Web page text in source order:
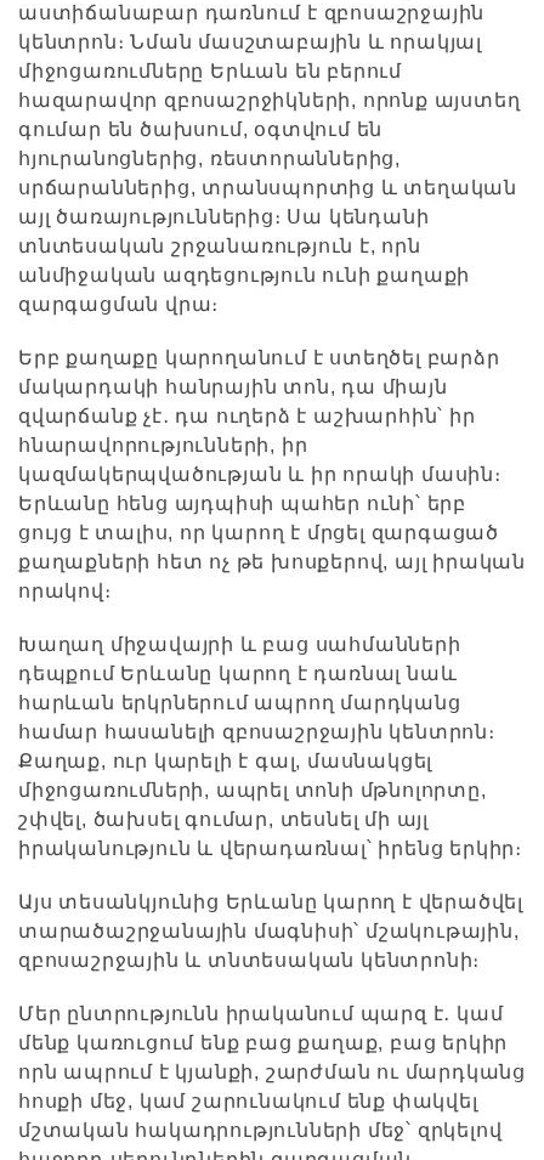
աստիճանաբար դառնում է զբոսաշրջային
կենտրոն։ Նման մասշտաբային և որակյալ
միջոցառումները Երևան են բերում
հազարավոր զբոսաշրջիկների, որոնք այստեղ
գումար են ծախսում, օգտվում են
հյուրանոցներից, ռեստորաններից,
սրճարաններից, տրանսպորտից և տեղական
այլ ծառայություններից։ Սա կենդանի
տնտեսական շրջանառություն է, որն
անմիջական ազդեցություն ունի քաղաքի
զարգացման վրա։
Երբ քաղաքը կարողանում է ստեղծել բարձր
մակարդակի հանրային տոն, դա միայն
զվարճանք չէ․ դա ուղերձ է աշխարհին՝ իր
հնարավորությունների, իր
կազմակերպվածության և իր որակի մասին։
Երևանը հենց այդպիսի պահեր ունի՝ երբ
ցույց է տալիս, որ կարող է մրցել զարգացած
քաղաքների հետ ոչ թե խոսքերով, այլ իրական
որակով։
Խաղաղ միջավայրի և բաց սահմանների
դեպքում Երևանը կարող է դառնալ նաև
հարևան երկրներում ապրող մարդկանց
համար հասանելի զբոսաշրջային կենտրոն։
Քաղաք, ուր կարելի է գալ, մասնակցել
միջոցառումների, ապրել տոնի մթնոլորտը,
շփվել, ծախսել գումար, տեսնել մի այլ
իրականություն և վերադառնալ՝ իրենց երկիր։
Այս տեսանկյունից Երևանը կարող է վերածվել
տարածաշրջանային մագնիսի՝ մշակութային,
զբոսաշրջային և տնտեսական կենտրոնի։
Մեր ընտրությունն իրականում պարզ է․ կամ
մենք կառուցում ենք բաց քաղաք, բաց երկիր
որն ապրում է կյանքի, շարժման ու մարդկանց
հոսքի մեջ, կամ շարունակում ենք փակվել
մշտական հակադրությունների մեջ՝ զրկելով